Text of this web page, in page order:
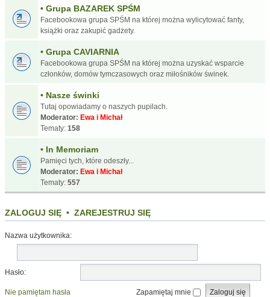
• Grupa BAZAREK SPŚM
Facebookowa grupa SPŚM na której można wylicytować fanty,
książki oraz zakupić gadżety.
• Grupa CAVIARNIA
Facebookowa grupa SPŚM na której można uzyskać wsparcie
członków, domów tymczasowych oraz miłośników świnek.
• Nasze świnki
Tutaj opowiadamy o naszych pupilach.
Moderator: Ewa i Michał
Tematy: 158
• In Memoriam
Pamięci tych, które odeszły...
Moderator: Ewa i Michał
Tematy: 557
ZALOGUJ SIĘ • ZAREJESTRUJ SIĘ
Nazwa użytkownika:
Hasło:
Nie pamiętam hasła Zapamiętaj mnie